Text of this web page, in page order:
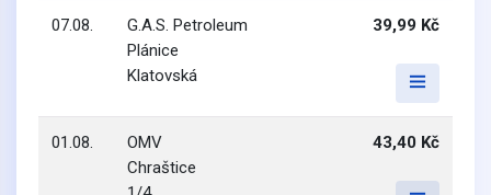
07.08.
G.A.S. Petroleum
Plánice
Klatovská
39,99 Kč
01.08.
OMV
Chraštice
43,40 Kč